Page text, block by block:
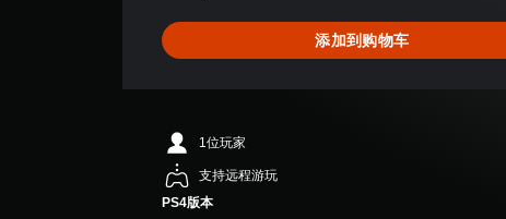
颗
星
满
颗
星
，
添加到购物车
1位玩家
支持远程游玩
PS4版本